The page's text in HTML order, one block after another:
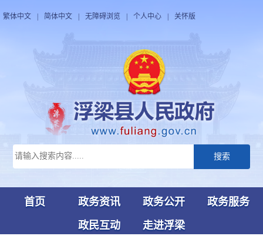
繁体中文 简体中文 无障碍浏览 个人中心 关怀版
搜索
首页 政务资讯 政务公开
政务服务
政民互动
走进浮梁